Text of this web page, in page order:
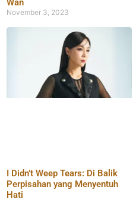
Wan
November 3, 2023
I Didn’t Weep Tears: Di Balik
Perpisahan yang Menyentuh
Hati